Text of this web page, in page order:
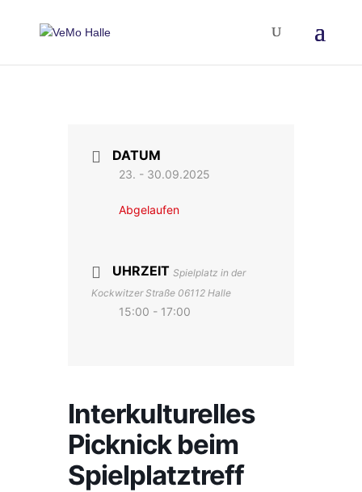
DATUM
23. - 30.09.2025
Abgelaufen
UHRZEIT Spielplatz in der
Kockwitzer Straße 06112 Halle
15:00 - 17:00
Interkulturelles
Picknick beim
Spielplatztreff